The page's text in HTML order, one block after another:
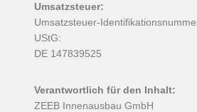
Umsatzsteuer:
Umsatzsteuer-
UStG:
DE 147839525
Verantwortlich für den Inhalt:
ZEEB Innenausbau GmbH